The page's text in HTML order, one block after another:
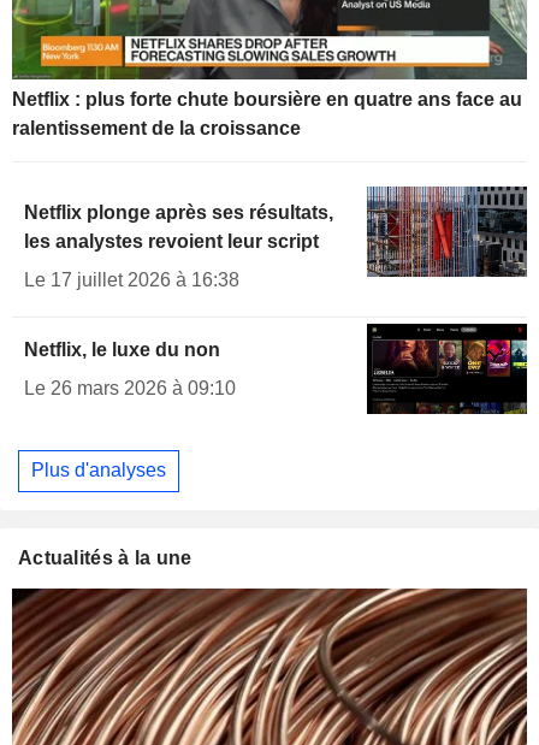
Netflix : plus forte chute boursière en quatre ans face au
ralentissement de la croissance
Netflix plonge après ses résultats,
les analystes revoient leur script
Le 17 juillet 2026 à 16:38
Netflix, le luxe du non
Le 26 mars 2026 à 09:10
Plus d'analyses
Actualités à la une